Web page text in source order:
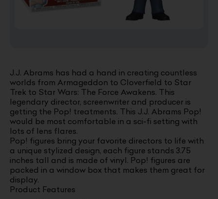
J.J. Abrams has had a hand in creating countless
worlds from Armageddon to Cloverfield to Star
Trek to Star Wars: The Force Awakens. This
legendary director, screenwriter and producer is
getting the Pop! treatments. This J.J. Abrams Pop!
would be most comfortable in a sci-fi setting with
lots of lens flares.
Pop! figures bring your favorite directors to life with
a unique stylized design, each figure stands 3.75
inches tall and is made of vinyl. Pop! figures are
packed in a window box that makes them great for
display.
Product Features